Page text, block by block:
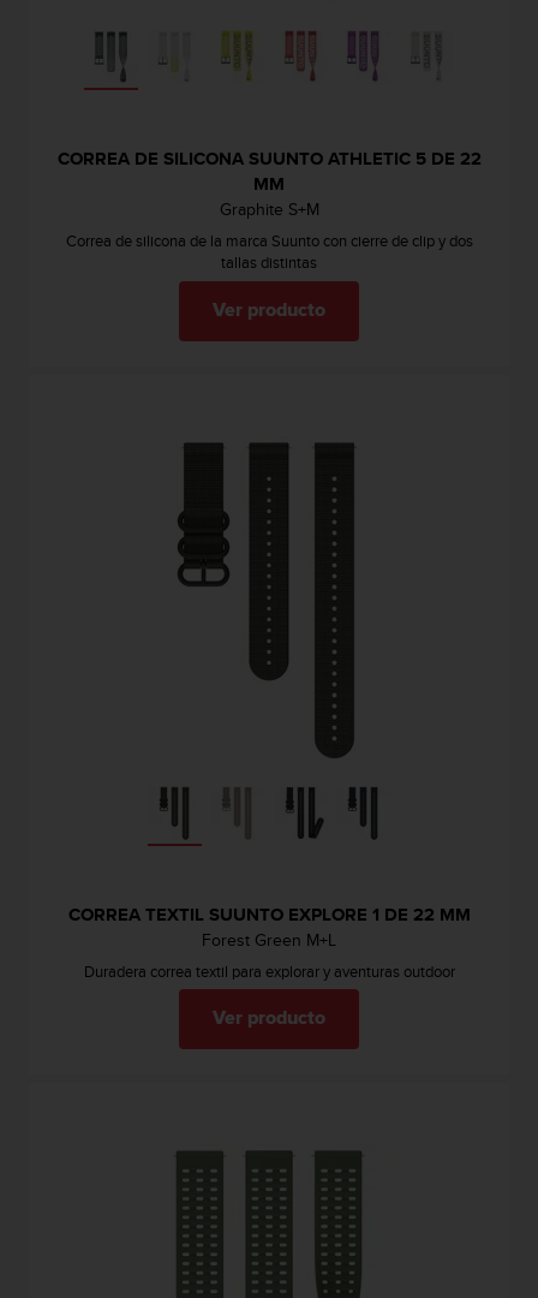
CORREA DE SILICONA SUUNTO ATHLETIC 5 DE 22
MM
Graphite S+M
Correa de silicona de la marca Suunto con cierre de clip y dos
tallas distintas
Ver producto
CORREA TEXTIL SUUNTO EXPLORE 1 DE 22 MM
Forest Green M+L
Duradera correa textil para explorar y aventuras outdoor
Ver producto